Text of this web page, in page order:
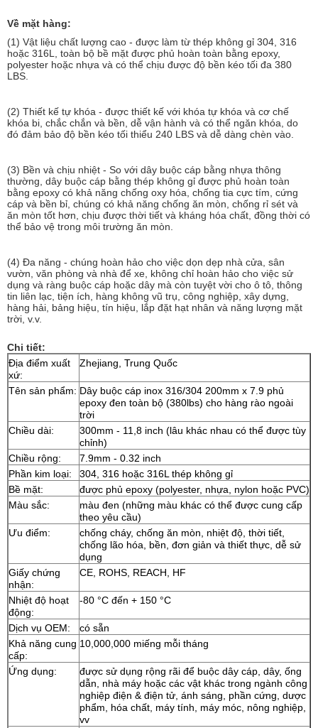
Về mặt hàng:
(1) Vật liệu chất lượng cao - được làm từ thép không gỉ 304, 316
hoặc 316L, toàn bộ bề mặt được phủ hoàn toàn bằng epoxy,
polyester hoặc nhựa và có thể chịu được độ bền kéo tối đa 380
LBS.
(2) Thiết kế tự khóa - được thiết kế với khóa tự khóa và cơ chế
khóa bi, chắc chắn và bền, dễ vận hành và có thể ngăn khóa, do
đó đảm bảo độ bền kéo tối thiểu 240 LBS và dễ dàng chèn vào.
(3) Bền và chịu nhiệt - So với dây buộc cáp bằng nhựa thông
thường, dây buộc cáp bằng thép không gỉ được phủ hoàn toàn
bằng epoxy có khả năng chống oxy hóa, chống tia cực tím, cứng
cáp và bền bỉ, chúng có khả năng chống ăn mòn, chống rỉ sét và
ăn mòn tốt hơn, chịu được thời tiết và kháng hóa chất, đồng thời có
thể bảo vệ trong môi trường ăn mòn.
(4) Đa năng - chúng hoàn hảo cho việc dọn dẹp nhà cửa, sân
vườn, văn phòng và nhà để xe, không chỉ hoàn hảo cho việc sử
dụng và ràng buộc cáp hoặc dây mà còn tuyệt vời cho ô tô, thông
tin liên lạc, tiện ích, hàng không vũ trụ, công nghiệp, xây dựng,
hàng hải, bảng hiệu, tín hiệu, lắp đặt hạt nhân và năng lượng mặt
trời, v.v.
Chi tiết:
Địa điểm xuất
xứ:
Zhejiang, Trung Quốc
Tên sản phẩm: Dây buộc cáp inox 316/304 200mm x 7.9 phủ
epoxy đen toàn bộ (380lbs) cho hàng rào ngoài
trời
Chiều dài:
300mm - 11,8 inch (lâu khác nhau có thể được tùy
chỉnh)
Chiều rộng:
7.9mm - 0.32 inch
Phần kim loại:
304, 316 hoặc 316L thép không gỉ
Bề mặt:
được phủ epoxy (polyester, nhựa, nylon hoặc PVC)
Màu sắc:
màu đen (những màu khác có thể được cung cấp
theo yêu cầu)
Ưu điểm:
chống cháy, chống ăn mòn, nhiệt độ, thời tiết,
chống lão hóa, bền, đơn giản và thiết thực, dễ sử
dụng
Giấy chứng
nhận:
CE, ROHS, REACH, HF
Nhiệt độ hoạt
động:
-80 °C đến + 150 °C
Dịch vụ OEM:
có sẵn
Khả năng cung
cấp:
10,000,000 miếng mỗi tháng
Ứng dụng:
được sử dụng rộng rãi để buộc dây cáp, dây, ống
dẫn, nhà máy hoặc các vật khác trong ngành công
nghiệp điện & điện tử, ánh sáng, phần cứng, dược
phẩm, hóa chất, máy tính, máy móc, nông nghiệp,
vv